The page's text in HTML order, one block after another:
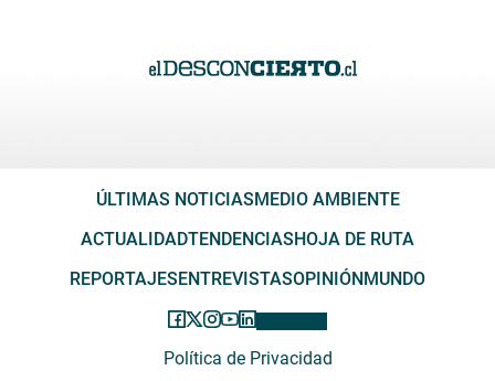
ÚLTIMAS NOTICIASMEDIO AMBIENTE
ACTUALIDADTENDENCIASHOJA DE RUTA
REPORTAJESENTREVISTASOPINIÓNMUNDO
Política de Privacidad